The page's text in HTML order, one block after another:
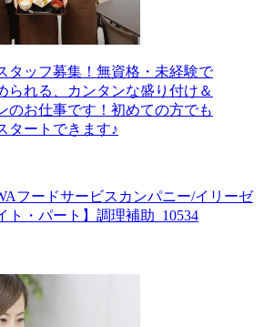
タッフ募集！無資格・未経験で
られる、カンタンな盛り付け＆
のお仕事です！初めての方でも
タートできます♪
フードサービスカンパニー/イリーゼ
ト・パート】調理補助_10534